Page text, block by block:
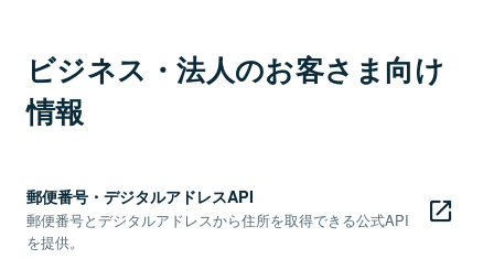
ビジネス・法人のお客さま向け
情報
郵便番号・デジタルアドレスAPI
郵便番号とデジタルアドレスから住所を取得できる公式API
を提供。